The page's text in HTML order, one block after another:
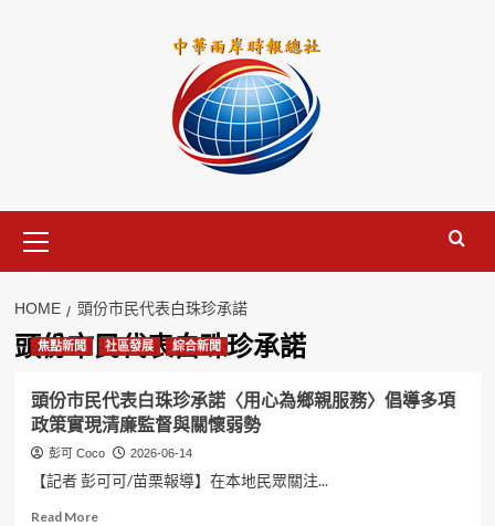
Menu
HOME 頭份市民代表白珠珍承諾
頭份市民代表白珠珍承諾
焦點新聞 社區發展 綜合新聞
頭份市民代表白珠珍承諾〈用心為鄉親服務〉倡導多項
政策實現清廉監督與關懷弱勢
彭可 Coco 2026-06-14
【記者 彭可可/苗栗報導】在本地民眾關注...
Read MoreRead